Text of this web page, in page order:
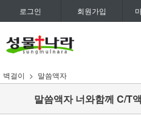
로그인 회원가입
벽걸이 말씀액자
말씀액자 너와함께 C/T